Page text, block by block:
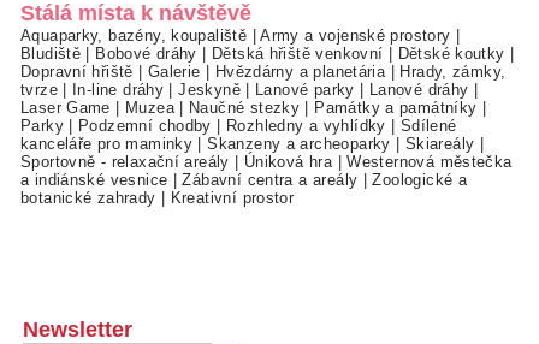
Stálá místa k návštěvě
Aquaparky, bazény, koupaliště |Army a vojenské prostory
Bludiště
Bobové dráhy Dětská hřiště venkovní Dětské koutky
Dopravní hřiště
Galerie Hvězdárny a planetária|
Hrady, zámky,
tvrze| In-line dráhy |Jeskyně| Lanové parky Lanové dráhy
Laser Game
Muzea| Naučné stezky Památky a památníky
Parky| Podzemní chodby Rozhledny a vyhlídky
Sdílené
kanceláře pro maminky |Skanzeny a archeoparky Skiareály
Sportovně - relaxační areály
Úniková hra|Westernová městečka
a indiánské vesnice |Zábavní centra a areály |Zoologické a
botanické zahrady
Kreativní prostor
Newsletter